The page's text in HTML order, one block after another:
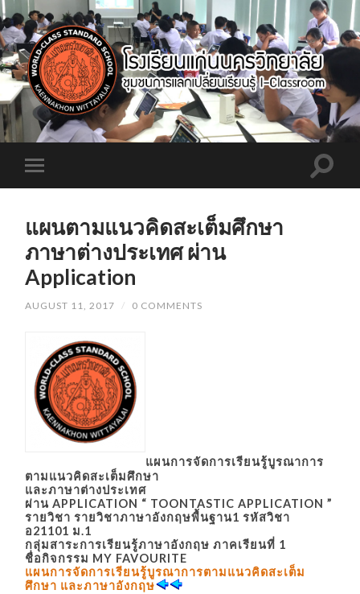
แผนตามแนวคิดสะเต็มศึกษา
ภาษาต่างประเทศ ผ่าน
Application
AUGUST 11, 2017 / 0 COMMENTS
แผนการจัดการเรียนรู้บูรณาการ
ตามแนวคิดสะเต็มศึกษา
และภาษาต่างประเทศ
ผ่าน APPLICATION “ TOONTASTIC APPLICATION ”
รายวิชา รายวิชาภาษาอังกฤษพื้นฐาน1 รหัสวิชา
อ21101 ม.1
กลุ่มสาระการเรียนรู้ภาษาอังกฤษ ภาคเรียนที่ 1
ชื่อกิจกรรม MY FAVOURITE
แผนการจัดการเรียนรู้บูรณาการตามแนวคิดสะเต็ม
ศึกษา และภาษาอังกฤษ